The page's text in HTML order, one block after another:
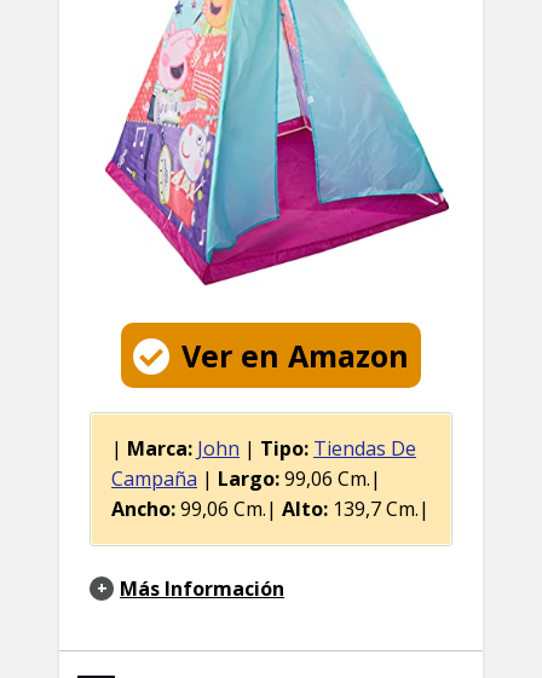
Ver en Amazon
| Marca: John | Tipo: Tiendas De
Campaña | Largo:99,06 Cm.|
Ancho:99,06 Cm.| Alto: 139,7 Cm.|
Más Información